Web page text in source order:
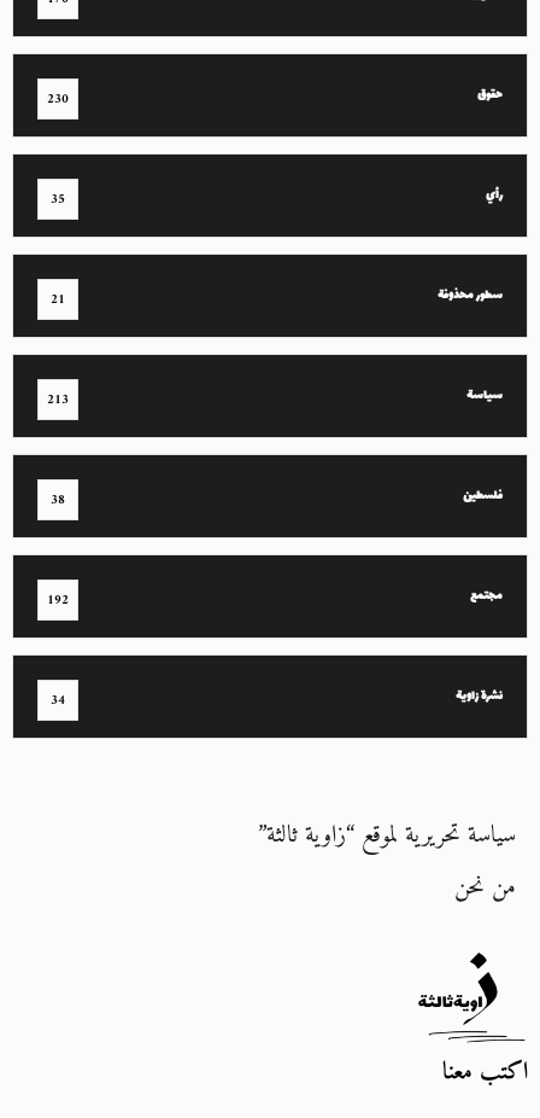
حقوق 230
رأي 35
سطور محذوفة 21
سياسة 213
فلسطين 38
مجتمع 192
نشرة زاوية 34
سياسة تحريرية لموقع “زاوية ثالثة”
من نحن
اكتب معنا